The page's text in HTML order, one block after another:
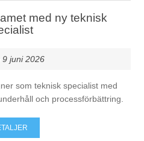
med ny teknisk
9 juni 2026
som teknisk specialist med
och processförbättring.